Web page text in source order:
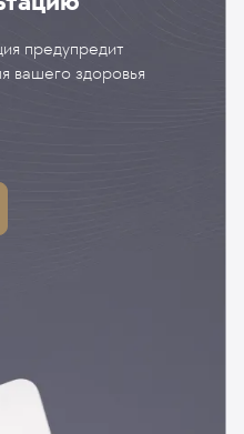
предупредит
вашего здоровья